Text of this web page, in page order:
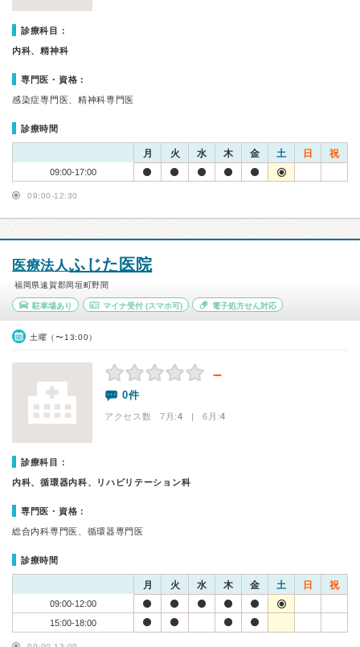
診療科目：
内科、精神科
専門医・資格：
感染症専門医、精神科専門医
診療時間
月 火 水 木 金 土 日 祝
09:00-17:00
09:00-12:30
医療法人ふじた医院
福岡県遠賀郡岡垣町野間
駐車場あり マイナ受付(スマホ可) 電子処方せん対応
土曜（〜13:00）
－
0件
アクセス数 7月:4 | 6月:4
診療科目：
内科、循環器内科、リハビリテーション科
専門医・資格：
総合内科専門医、循環器専門医
診療時間
月 火 水 木 金 土 日 祝
09:00-12:00
15:00-18:00